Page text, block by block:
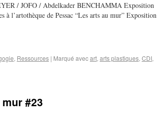
/ JOFO / Abdelkader BENCHAMMA Exposition
l’artothèque de Pessac “Les arts au mur” Exposition
, Ressources | Marqué avecart, arts plastiques, CDI,
#23